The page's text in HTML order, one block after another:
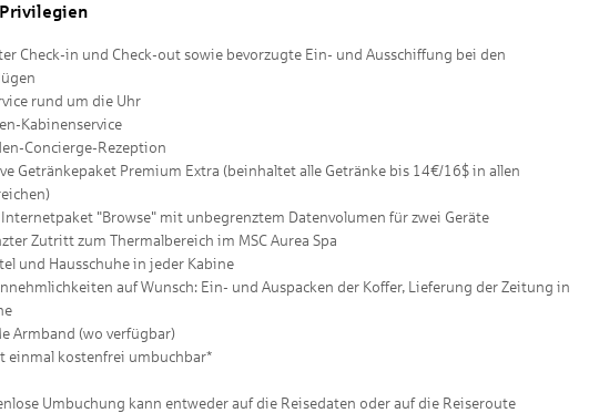
Check-in und Check-out sowie bevorzugte Ein- und Ausschiffung bei den
rund um die Uhr
Kabinenservice
Concierge-Rezeption
Getränkepaket Premium Extra (beinhaltet alle Getränke bis 14€/16$ in allen
"Browse" mit unbegrenztem Datenvolumen für zwei Geräte
Zutritt zum Thermalbereich im MSC Aurea Spa
und Hausschuhe in jeder Kabine
auf Wunsch: Ein- und Auspacken der Koffer, Lieferung der Zeitung in
Armband (wo verfügbar)
einmal kostenfrei umbuchbar*
Umbuchung kann entweder auf die Reisedaten oder auf die Reiseroute